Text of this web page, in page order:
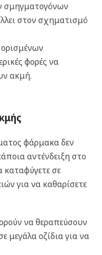
σμηγματογόνων
στον σχηματισμό
φορές να
ακμή.
φάρμακα δεν
αντένδειξη στο
καταφύγετε σε
για να καθαρίσετε
να θεραπεύσουν
μεγάλα οζίδια για να